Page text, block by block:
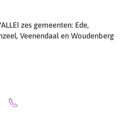
zes gemeenten: Ede,
Veenendaal en Woudenberg